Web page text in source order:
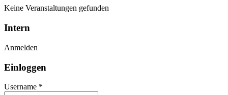
Keine Veranstaltungen gefunden
Intern
Anmelden
Einloggen
Username *